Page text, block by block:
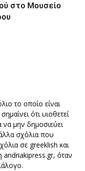
στο Μουσείο
το οποίο είναι
ότι υιοθετεί
να μην δημοσιεύει
σχόλια που
σε greeklish και
andriakipress.gr, όταν